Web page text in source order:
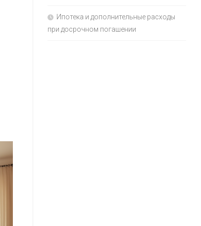
Ипотека и дополнительные расходы
при досрочном погашении